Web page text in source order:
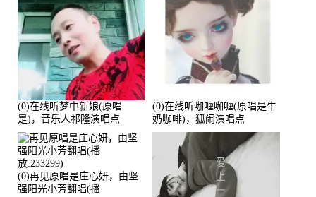
(0)在线听梦中新娘(原唱
是)，音乐人祁隆演唱点
播:2713192次
(0)在线听咖喱咖喱(原唱是牛
奶咖啡)，狐闹演唱点
播:287579次
(0)再见原唱是庄心妍，由坚
强阳光小芳翻唱(播